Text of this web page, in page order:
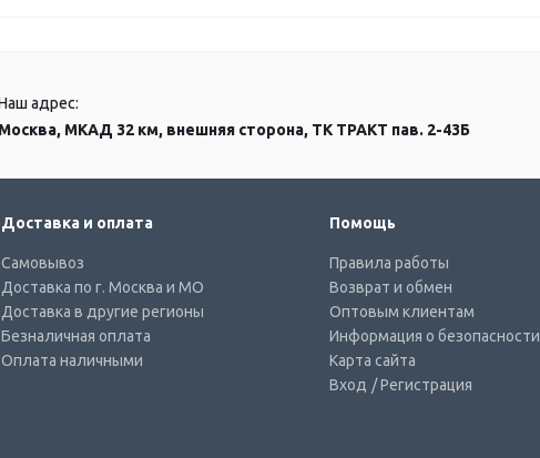
адрес:
Москва, МКАД 32 км, внешняя сторона, ТК ТРАКТ пав. 2-43Б
Доставка и оплата
Самовывоз
Доставка по г. Москва и МО
Доставка в другие регионы
Безналичная оплата
Оплата наличными
Помощь
Правила работы
Возврат и обмен
Оптовым клиентам
Информация о безопасности
Карта сайта
Вход / Регистрация